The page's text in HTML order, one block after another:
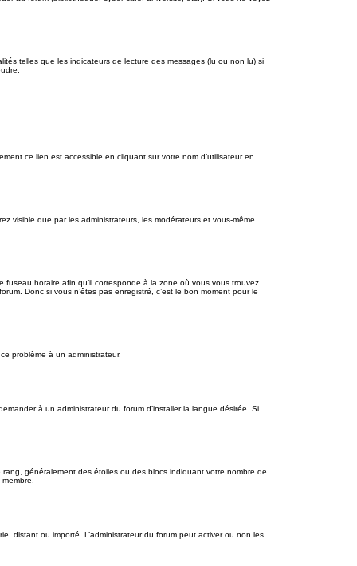
telles que les indicateurs de lecture des messages (lu ou non lu) si
ce lien est accessible en cliquant sur votre nom d’utilisateur en
visible que par les administrateurs, les modérateurs et vous-même.
fuseau horaire afin qu’il corresponde à la zone où vous vous trouvez
Donc si vous n’êtes pas enregistré, c’est le bon moment pour le
problème à un administrateur.
à un administrateur du forum d’installer la langue désirée. Si
généralement des étoiles ou des blocs indiquant votre nombre de
distant ou importé. L’administrateur du forum peut activer ou non les